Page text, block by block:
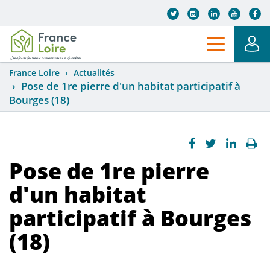
France Loire Actualités
Pose de 1re pierre d'un habitat participatif à
Bourges (18)
Pose de 1re pierre
d'un habitat
participatif à Bourges
(18)